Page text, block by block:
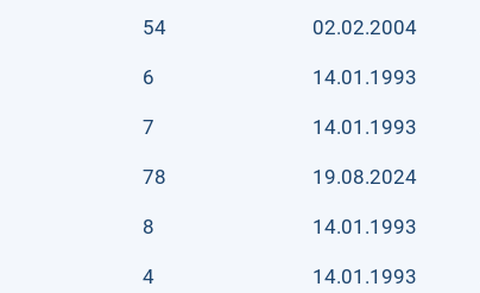
54 02.02.2004
6 14.01.1993
7 14.01.1993
78 19.08.2024
8 14.01.1993
4 14.01.1993